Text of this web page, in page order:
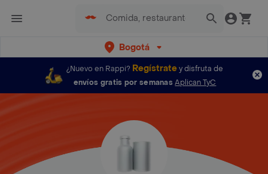
Bogotá
¿Nuevo en Rappi? Regístratey disfruta de
envíos gratis por semanas Aplican TyC